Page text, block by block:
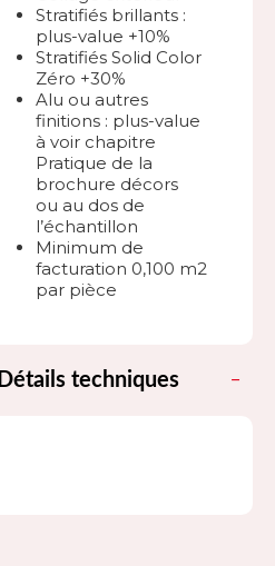
Stratifiés brillants :
plus-value +10%
Stratifiés Solid Color
Zéro +30%
Alu ou autres
finitions : plus-value
à voir chapitre
Pratique de la
brochure décors
ou au dos de
l’échantillon
Minimum de
facturation 0,100 m2
par pièce
Détails techniques